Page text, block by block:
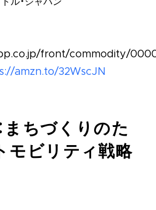
front/commodity/
amzn.to/32WscJN
まちづくりのた
モビリティ戦略